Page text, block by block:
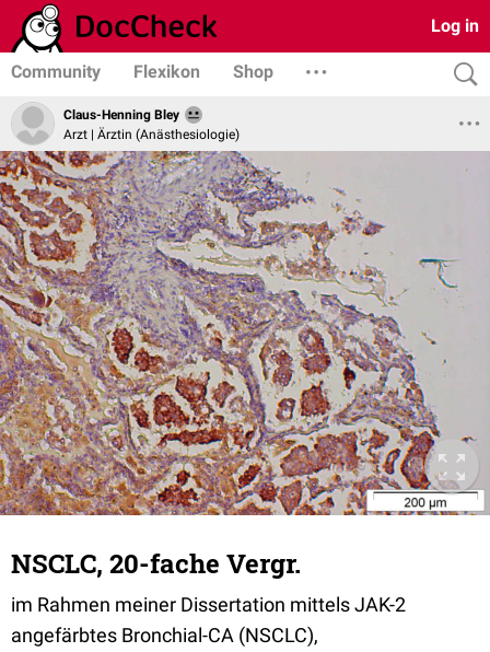
Log in
Community Flexikon Shop
Claus-Henning Bley
Arzt | Ärztin (Anästhesiologie)
NSCLC, 20-fache Vergr.
im Rahmen meiner Dissertation mittels JAK-2
angefärbtes Bronchial-CA (NSCLC),